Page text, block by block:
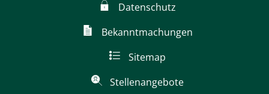
Datenschutz
Bekanntmachungen
Sitemap
Stellenangebote